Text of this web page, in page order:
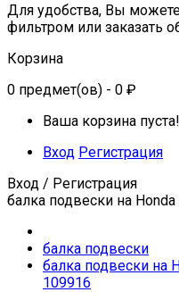
Для удобства, Вы
фильтром или заказать
Корзина
0 предмет(ов) - 0 ₽
Ваша корзина пуста!
Вход Регистрация
Вход / Регистрация
балка подвески на
балка подвески
балка подвески на
109916